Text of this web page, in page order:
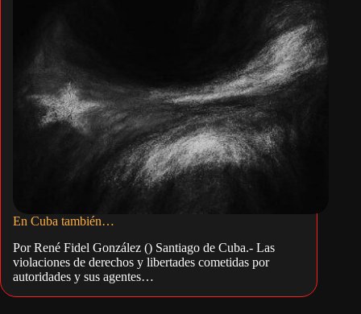
En Cuba también…
Por René Fidel González () Santiago de Cuba.- Las
violaciones de derechos y libertades cometidas por
autoridades y sus agentes…